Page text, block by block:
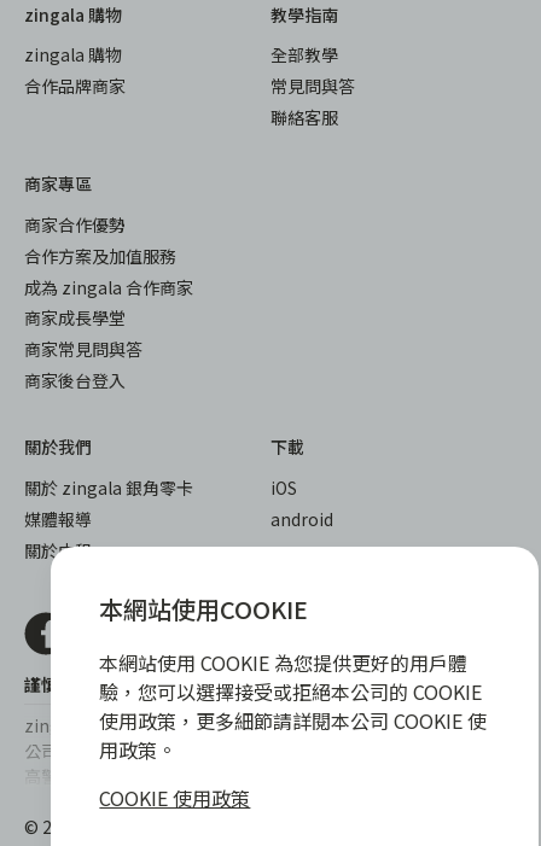
zingala 購物
zingala 購物
合作品牌商家
教學指南
全部教學
常見問與答
聯絡客服
商家專區
商家合作優勢
合作方案及加值服務
成為 zingala 合作商家
商家成長學堂
商家常見問與答
商家後台登入
關於我們
關於 zingala 銀角零卡
媒體報導
關於中租
下載
iOS
android
謹慎衡量自身財務狀況，理性理財最安心
zingala銀角零卡/仲信資融沒有代辦公司及代辦業務，也未與代辦
公司合作，更不會要求您提供實體銀行提款卡或實體信用卡，請提
高警覺，勿受騙上當！
提醒您，消費前請審慎評估財務狀況，理性理財最安心。總費用年
百分率區間為0%~15.9%，實際費用率，仍以各合作商家提供之商
© 2022 仲信資融股份有限公司 Chailease Consumer Finance
本網站使用COOKIE
本網站使用 COOKIE 為您提供更好的用戶體
驗，您可以選擇接受或拒絕本公司的 COOKIE
使用政策，更多細節請詳閱本公司 COOKIE 使
用政策。
COOKIE 使用政策